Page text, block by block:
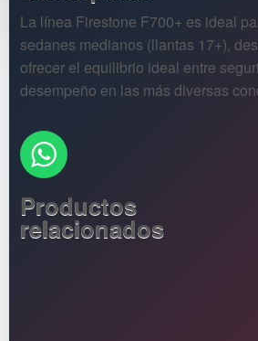
La línea Firestone F700+ es ideal
sedanes medianos (llantas 17+),
ofrecer el equilibrio ideal entre
desempeño en las más diversas
Productos
relacionados